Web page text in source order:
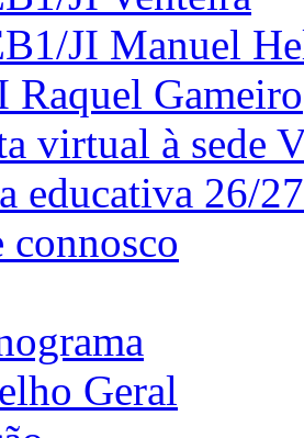
JI Manuel
Raquel Gameiro
educativa 26/27
Geral